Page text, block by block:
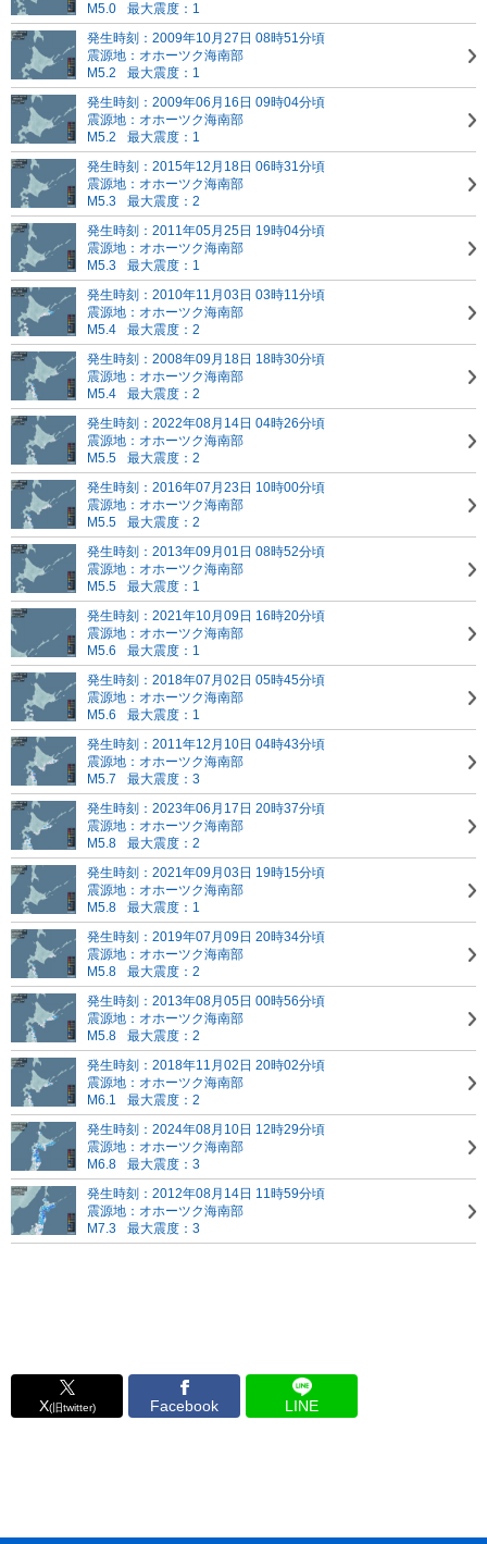
M5.0
最大震度：1
発生時刻：2009年10月27日 08時51分頃
震源地：オホーツク海南部
M5.2
最大震度：1
発生時刻：2009年06月16日 09時04分頃
震源地：オホーツク海南部
M5.2
最大震度：1
発生時刻：2015年12月18日 06時31分頃
震源地：オホーツク海南部
M5.3
最大震度：2
発生時刻：2011年05月25日 19時04分頃
震源地：オホーツク海南部
M5.3
最大震度：1
発生時刻：2010年11月03日 03時11分頃
震源地：オホーツク海南部
M5.4
最大震度：2
発生時刻：2008年09月18日 18時30分頃
震源地：オホーツク海南部
M5.4
最大震度：2
発生時刻：2022年08月14日 04時26分頃
震源地：オホーツク海南部
M5.5
最大震度：2
発生時刻：2016年07月23日 10時00分頃
震源地：オホーツク海南部
M5.5
最大震度：2
発生時刻：2013年09月01日 08時52分頃
震源地：オホーツク海南部
M5.5
最大震度：1
発生時刻：2021年10月09日 16時20分頃
震源地：オホーツク海南部
M5.6
最大震度：1
発生時刻：2018年07月02日 05時45分頃
震源地：オホーツク海南部
M5.6
最大震度：1
発生時刻：2011年12月10日 04時43分頃
震源地：オホーツク海南部
M5.7
最大震度：3
発生時刻：2023年06月17日 20時37分頃
震源地：オホーツク海南部
M5.8
最大震度：2
発生時刻：2021年09月03日 19時15分頃
震源地：オホーツク海南部
M5.8
最大震度：1
発生時刻：2019年07月09日 20時34分頃
震源地：オホーツク海南部
M5.8
最大震度：2
発生時刻：2013年08月05日 00時56分頃
震源地：オホーツク海南部
M5.8
最大震度：2
発生時刻：2018年11月02日 20時02分頃
震源地：オホーツク海南部
M6.1
最大震度：2
発生時刻：2024年08月10日 12時29分頃
震源地：オホーツク海南部
M6.8
最大震度：3
発生時刻：2012年08月14日 11時59分頃
震源地：オホーツク海南部
M7.3
最大震度：3
X(旧twitter) Facebook LINE